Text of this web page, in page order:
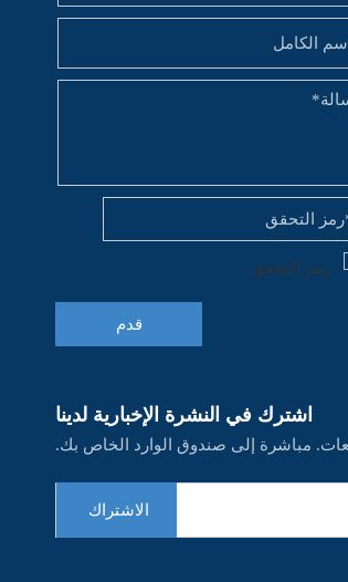
قدم
اشترك في النشرة الإخبارية لدينا
مباشرة إلى صندوق الوارد الخاص بك.
الاشتراك